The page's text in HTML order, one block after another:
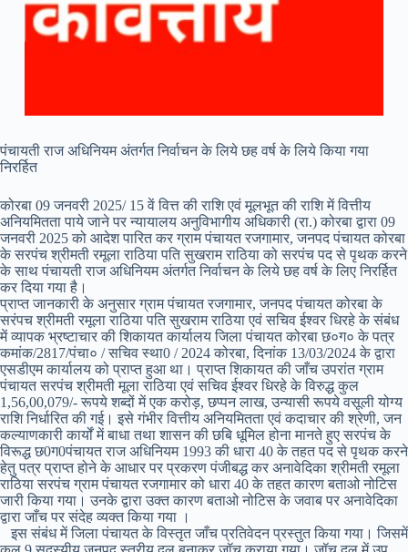
पंचायती राज अधिनियम अंतर्गत निर्वाचन के लिये छह वर्ष के लिये किया गया
निरर्हित
कोरबा 09 जनवरी 2025/ 15 वें वित्त की राशि एवं मूलभूत की राशि में वित्तीय
अनियमितता पाये जाने पर न्यायालय अनुविभागीय अधिकारी (रा.) कोरबा द्वारा 09
जनवरी 2025 को आदेश पारित कर ग्राम पंचायत रजगामार, जनपद पंचायत कोरबा
के सरपंच श्रीमती रमूला राठिया पति सुखराम राठिया को सरपंच पद से पृथक करने
के साथ पंचायती राज अधिनियम अंतर्गत निर्वाचन के लिये छह वर्ष के लिए निरर्हित
कर दिया गया है।
प्राप्त जानकारी के अनुसार ग्राम पंचायत रजगामार, जनपद पंचायत कोरबा के
सरंपच श्रीमती रमूला राठिया पति सुखराम राठिया एवं सचिव ईश्वर धिरहे के संबंध
में व्यापक भ्रष्टाचार की शिकायत कार्यालय जिला पंचायत कोरबा छ०ग० के पत्र
कमांक/2817/पंचा० / सचिव स्था0 / 2024 कोरबा, दिनांक 13/03/2024 के द्वारा
एसडीएम कार्यालय को प्राप्त हुआ था। प्राप्त शिकायत की जाँच उपरांत ग्राम
पंचायत सरपंच श्रीमती मूला राठिया एवं सचिव ईश्वर धिरहे के विरुद्ध कुल
1,56,00,079/- रूपये शब्दों में एक करोड़, छप्पन लाख, उन्यासी रूपये वसूली योग्य
राशि निर्धारित की गई। इसे गंभीर वित्तीय अनियमितता एवं कदाचार की श्रेणी, जन
कल्याणकारी कार्यों में बाधा तथा शासन की छबि धूमिल होना मानते हुए सरपंच के
विरूद्ध छ0ग0पंचायत राज अधिनियम 1993 की धारा 40 के तहत पद से पृथक करने
हेतु पत्र प्राप्त होने के आधार पर प्रकरण पंजीबद्ध कर अनावेदिका श्रीमती रमूला
राठिया सरपंच ग्राम पंचायत रजगामार को धारा 40 के तहत कारण बताओ नोटिस
जारी किया गया। उनके द्वारा उक्त कारण बताओ नोटिस के जवाब पर अनावेदिका
द्वारा जाँच पर संदेह व्यक्त किया गया ।
इस संबंध में जिला पंचायत के विस्तृत जाँच प्रतिवेदन प्रस्तुत किया गया। जिसमें